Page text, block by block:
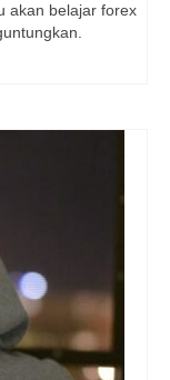
akan belajar forex